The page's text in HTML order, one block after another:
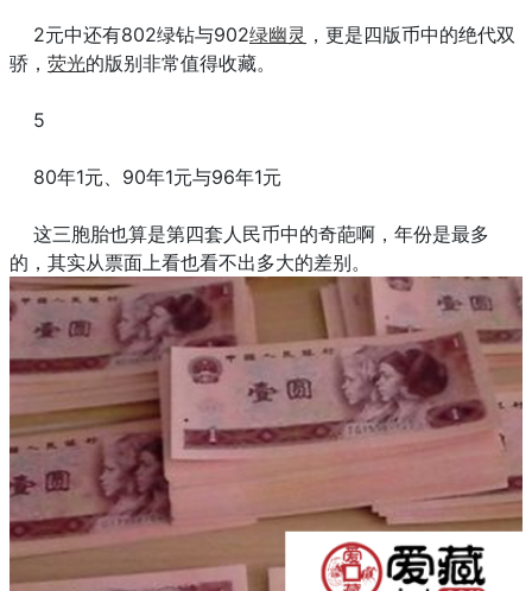
2元中还有802绿钻与902绿幽灵 ，更是四版币中的绝代双
骄， 荧光的版别非常值得收藏。
5
80年1元、90年1元与96年1元
这三胞胎也算是第四套人民币中的奇葩啊，年份是最多
的，其实从票面上看也看不出多大的差别。